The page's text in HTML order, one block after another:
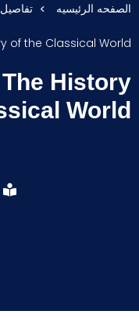
الصفحه الرئيسيه تفاصيل
of the Classical World
History
World